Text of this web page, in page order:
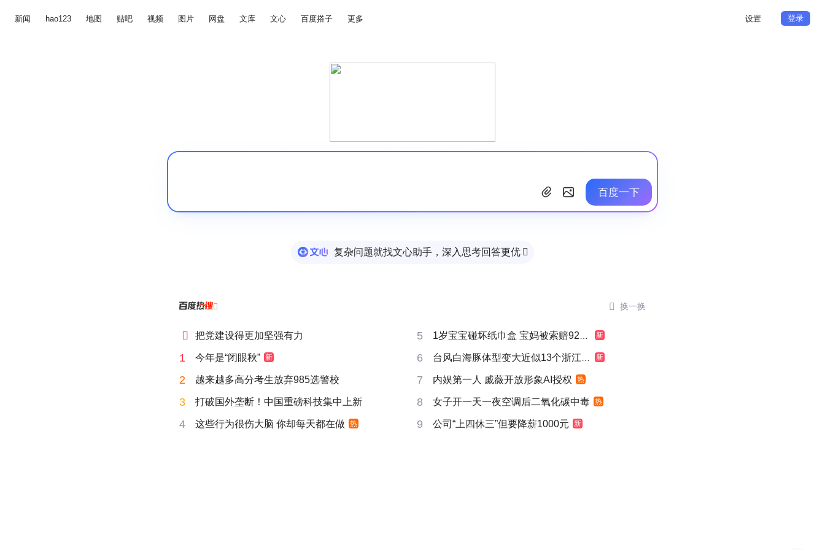
新闻 hao123 地图 贴吧 视频 图片 网盘 文库 文心 百度搭子 更多 设置 登录
百度一下
复杂问题就找文心助手，深入思考回答更优 
  换一换
 把党建设得更加坚强有力 5 1岁宝宝碰坏纸巾盒 宝妈被索赔924元 新
1 今年是“闭眼秋” 新 6 台风白海豚体型变大近似13个浙江面积 新
2 越来越多高分考生放弃985选警校 7 内娱第一人 戚薇开放形象AI授权 热
3 打破国外垄断！中国重磅科技集中上新 8 女子开一天一夜空调后二氧化碳中毒 热
4 这些行为很伤大脑 你却每天都在做 热 9 公司“上四休三”但要降薪1000元 新